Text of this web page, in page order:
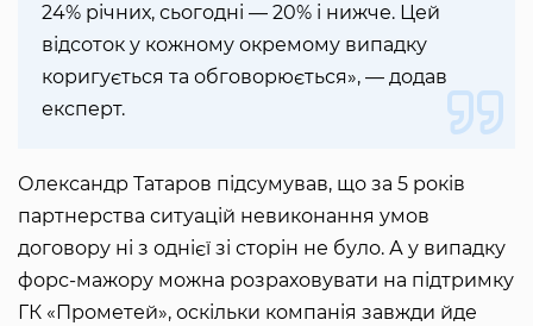
24% річних, сьогодні — 20% і нижче. Цей
відсоток у кожному окремому випадку
коригується та обговорюється», — додав
експерт.
Олександр Татаров підсумував, що за 5 років
партнерства ситуацій невиконання умов
договору ні з однієї зі сторін не було. А у випадку
форс-мажору можна розраховувати на підтримку
ГК «Прометей», оскільки компанія завжди йде